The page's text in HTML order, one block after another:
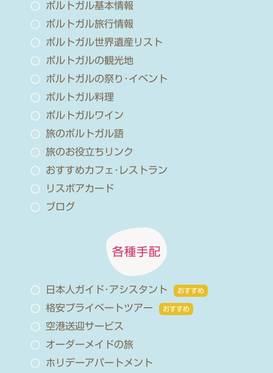
ポルトガル基本情報
ポルトガル旅行情報
ポルトガル世界遺産リスト
ポルトガルの観光地
ポルトガルの祭り･イベント
ポルトガル料理
ポルトガルワイン
旅のポルトガル語
旅のお役立ちリンク
おすすめカフェ･レストラン
リスボアカード
ブログ
各種手配
日本人ガイド･アシスタント おすすめ
格安プライベートツアー おすすめ
空港送迎サービス
オーダーメイドの旅
ホリデーアパートメント